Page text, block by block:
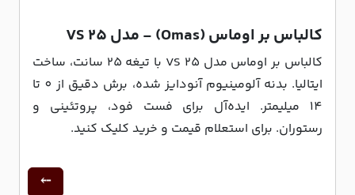
کالباس بر اوماس (Omas) - مدل VS 25
کالباس بر اوماس مدل VS 25 با تیغه 25 سانت، ساخت
ایتالیا. بدنه آلومینیوم آنودایز شده، برش دقیق از 0 تا
14 میلیمتر. ایده‌آل برای فست فود، پروتئینی و
رستوران. برای استعلام قیمت و خرید کلیک کنید.